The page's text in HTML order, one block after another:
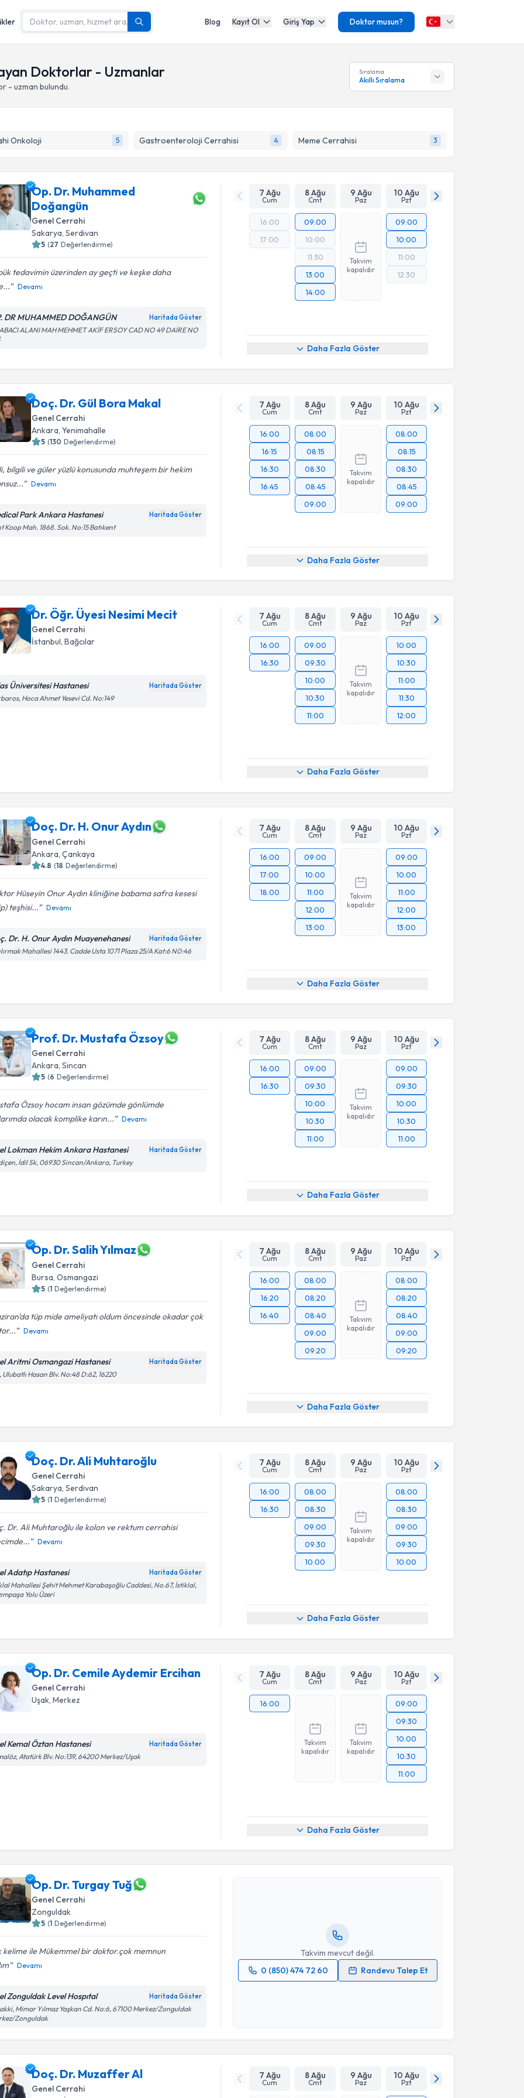
Blog Kayıt Ol Giriş Yap Doktor musun?
Doktorlar - Uzmanlar
- uzman bulundu.
Sıralama
Akıllı Sıralama
Onkoloji 5 Gastroenteroloji Cerrahisi 4 Meme Cerrahisi 3
Op. Dr. Muhammed
Doğangün
Genel Cerrahi
Sakarya,Serdivan
5 (27 Değerlendirme)
tedavimin üzerinden ay geçti ve keşke daha
Devamı
DR MUHAMMED DOĞANGÜN Haritada Göster
ALANI MAH MEHMET AKİF ERSOY CAD NO 49 DAİRE NO
7 Ağu
Cum
8 Ağu
Cmt
9 Ağu
Paz
10 Ağu
Pzt
16:00
17:00
09:00
10:00
11:30
13:00
14:00
Takvim
kapalıdır
09:00
10:00
11:00
12:30
Daha Fazla Göster
Doç. Dr. Gül Bora Makal
Genel Cerrahi
Ankara ,Yenimahalle
5 (130 Değerlendirme)
bilgili ve güler yüzlü konusunda muhteşem bir hekim
Devamı
Park Ankara Hastanesi Haritada Göster
Koop Mah. 1868. Sok. No:15 Batıkent
7 Ağu
Cum
8 Ağu
Cmt
9 Ağu
Paz
10 Ağu
Pzt
16:00
16:15
16:30
16:45
08:00
08:15
08:30
08:45
09:00
Takvim
kapalıdır
08:00
08:15
08:30
08:45
09:00
Daha Fazla Göster
Dr. Öğr. Üyesi Nesimi Mecit
Genel Cerrahi
İstanbul,Bağcılar
Üniversitesi Hastanesi Haritada Göster
Hoca Ahmet Yesevi Cd. No:149
7 Ağu
Cum
8 Ağu
Cmt
9 Ağu
Paz
10 Ağu
Pzt
16:00
16:30
09:00
09:30
10:00
10:30
11:00
Takvim
kapalıdır
10:00
10:30
11:00
11:30
12:00
Daha Fazla Göster
Doç. Dr. H. Onur Aydın
Genel Cerrahi
Ankara ,Çankaya
4.8 (18 Değerlendirme)
Hüseyin Onur Aydın kliniğine babama safra kesesi
teşhisi...
Devamı
Dr. H. Onur Aydın Muayenehanesi Haritada Göster
Mahallesi 1443. Cadde Usta 1071 Plaza 25/A Kat:6 N0:46
7 Ağu
Cum
8 Ağu
Cmt
9 Ağu
Paz
10 Ağu
Pzt
16:00
17:00
18:00
09:00
10:00
11:00
12:00
13:00
Takvim
kapalıdır
09:00
10:00
11:00
12:00
13:00
Daha Fazla Göster
Prof. Dr. Mustafa Özsoy
Genel Cerrahi
Ankara,Sincan
5 (6 Değerlendirme)
Özsoy hocam insan gözümde gönlümde
olacak komplike karın...
Devamı
Lokman Hekim Ankara Hastanesi Haritada Göster
İdil Sk, 06930 Sincan/Ankara, Turkey
7 Ağu
Cum
8 Ağu
Cmt
9 Ağu
Paz
10 Ağu
Pzt
16:00
16:30
09:00
09:30
10:00
10:30
11:00
Takvim
kapalıdır
09:00
09:30
10:00
10:30
11:00
Daha Fazla Göster
Op. Dr. Salih Yılmaz
Genel Cerrahi
Bursa ,Osmangazi
5 (1 Değerlendirme)
tüp mide ameliyatı oldum öncesinde okadar çok
Devamı
Aritmi Osmangazi Hastanesi Haritada Göster
Ulubatlı Hasan Blv. No:48 D:62, 16220
7 Ağu
Cum
8 Ağu
Cmt
9 Ağu
Paz
10 Ağu
Pzt
16:00
16:20
16:40
08:00
08:20
08:40
09:00
09:20
Takvim
kapalıdır
08:00
08:20
08:40
09:00
09:20
Daha Fazla Göster
Doç. Dr. Ali Muhtaroğlu
Genel Cerrahi
Sakarya,Serdivan
5 (1 Değerlendirme)
Dr. Ali Muhtaroğlu ile kolon ve rektum cerrahisi
Devamı
Adatıp Hastanesi Haritada Göster
Mahallesi Şehit Mehmet Karabaşoğlu Caddesi, No.67, İstiklal,
Yolu Üzeri
7 Ağu
Cum
8 Ağu
Cmt
9 Ağu
Paz
10 Ağu
Pzt
16:00
16:30
08:00
08:30
09:00
09:30
10:00
Takvim
kapalıdır
08:00
08:30
09:00
09:30
10:00
Daha Fazla Göster
Op. Dr. Cemile Aydemir Ercihan
Genel Cerrahi
Uşak ,Merkez
Kemal Öztan Hastanesi Haritada Göster
Atatürk Blv. No:139, 64200 Merkez/Uşak
7 Ağu
Cum
8 Ağu
Cmt
9 Ağu
Paz
10 Ağu
Pzt
16:00
Takvim
kapalıdır
Takvim
kapalıdır
09:00
09:30
10:00
10:30
11:00
Daha Fazla Göster
Op. Dr. Turgay Tuğ
Genel Cerrahi
Zonguldak
5 (1 Değerlendirme)
kelime ile Mükemmel bir doktor.çok memnun
Devamı
Zonguldak Level Hospıtal Haritada Göster
Mimar Yılmaz Yaşkan Cd. No:6, 67100 Merkez/Zonguldak
Zonguldak
Takvim mevcut değil.
0 (850) 474 72 60
Randevu Talep Et
Doç. Dr. Muzaffer Al
Genel Cerrahi
7 Ağu
Cum
8 Ağu
Cmt
9 Ağu
Paz
10 Ağu
Pzt